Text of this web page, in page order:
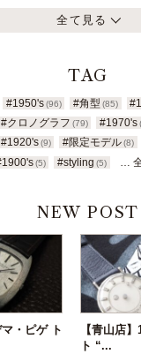
全て見る
TAG
#1950's(96) #角型 (85)
#クロノグラフ (79) #1970's
#1920's(9) #限定モデル(8)
(5) #styling (5) …
NEW POST
・ピゲ ト
【青山店
ト “...